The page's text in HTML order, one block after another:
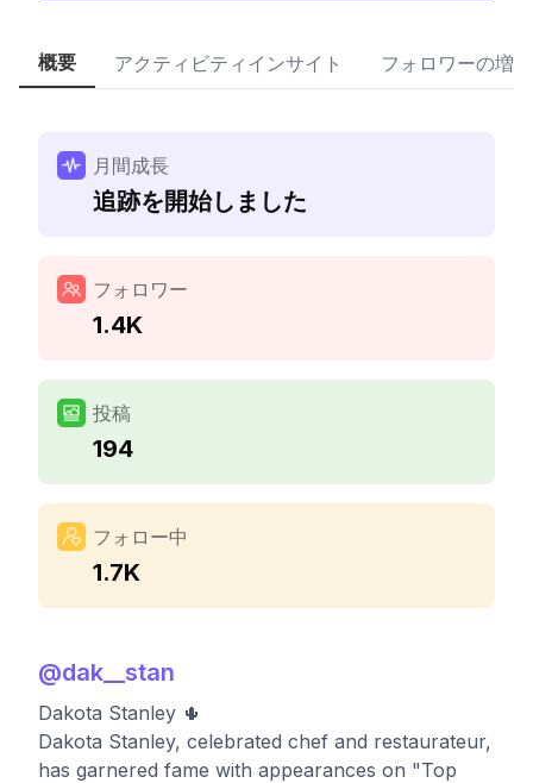
概要 アクティビティインサイト フォロワーの増加
月間成長
追跡を開始しました
フォロワー
1.4K
投稿
194
フォロー中
1.7K
@dak__stan
Dakota Stanley 🌵
Dakota Stanley, celebrated chef and restaurateur,
has garnered fame with appearances on "Top